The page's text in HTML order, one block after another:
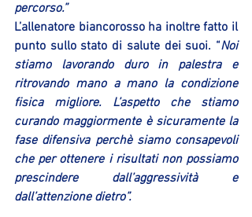
percorso.”
L’allenatore biancorosso ha inoltre fatto il
punto sullo stato di salute dei suoi. “Noi
stiamo lavorando duro in palestra e
ritrovando mano a mano la condizione
fisica migliore. L’aspetto che stiamo
curando maggiormente è sicuramente la
fase difensiva perchè siamo consapevoli
che per ottenere i risultati non possiamo
prescindere dall’aggressività e
dall’attenzione dietro”.